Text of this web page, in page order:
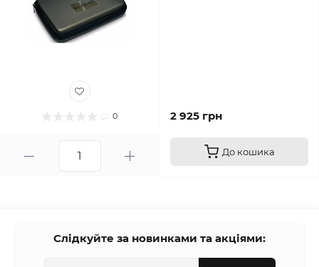
0 2 925 грн
До кошика
Слідкуйте за новинками та акціями: